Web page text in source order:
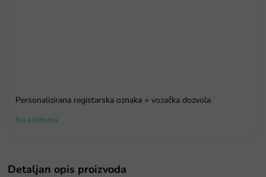
Personalizirana registarska oznaka + vozačka dozvola
Na zalihama
Detaljan opis proizvoda